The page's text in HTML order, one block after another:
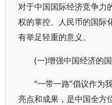
对于中国国际经济竞争力
权的掌控、人民币的国际
有举足轻重的意义。
(一)增强中国经济的
“一带一路”倡议作为
亮点和成果，是中国全方